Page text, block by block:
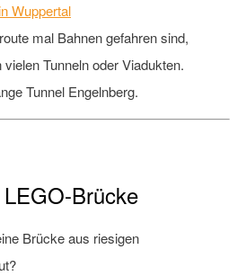
mal Bahnen gefahren sind,
Tunneln oder Viadukten.
Tunnel Engelnberg.
Brücke
Brücke aus riesigen